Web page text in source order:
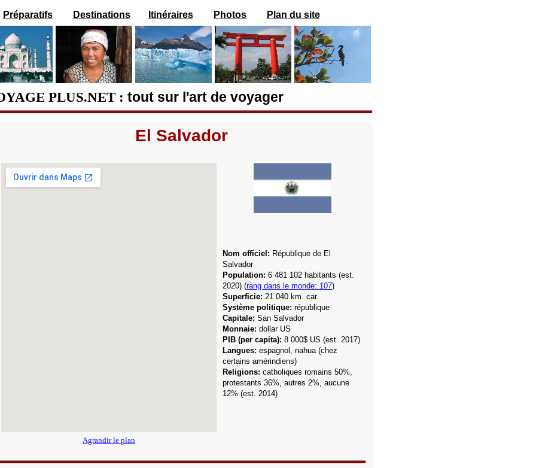
Préparatifs Destinations Itinéraires Photos Plan du site
PLUS.NET : tout sur l'art de voyager
El Salvador
Agrandir le plan
Nom officiel: République de El
Salvador
Population: 6 481 102 habitants (est.
2020) (rang dans le monde: 107)
Superficie: 21 040 km. car.
Système politique: république
Capitale: San Salvador
Monnaie: dollar US
PIB (per capita): 8 000$ US (est. 2017)
Langues: espagnol, nahua (chez
certains amérindiens)
Religions: catholiques romains 50%,
protestants 36%, autres 2%, aucune
12% (est. 2014)